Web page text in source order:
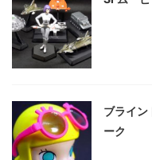
ブライン
ーク